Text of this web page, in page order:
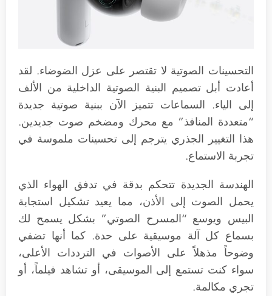
التحسينات الصوتية لا تقتصر على عزل الضوضاء. لقد
أعادت أبل تصميم البنية الصوتية الداخلية من الألف
إلى الياء. السماعات تتميز الآن ببنية صوتية جديدة
“متعددة المنافذ” مع محرك ومضخم صوت جديدين.
هذا التغيير الجذري يترجم إلى تحسينات ملموسة في
تجربة الاستماع.
الهندسة الجديدة تتحكم بدقة في تدفق الهواء الذي
يحمل الصوت إلى الأذن، مما يعيد تشكيل استجابة
البيس ويوسع “المسرح الصوتي” بشكل يسمح لك
بسماع كل آلة موسيقية على حدة. كما أنها تضفي
وضوحاً مذهلاً على الأصوات في الترددات الأعلى،
سواء كنت تستمع إلى الموسيقى، أو تشاهد فيلماً، أو
تجري مكالمة.